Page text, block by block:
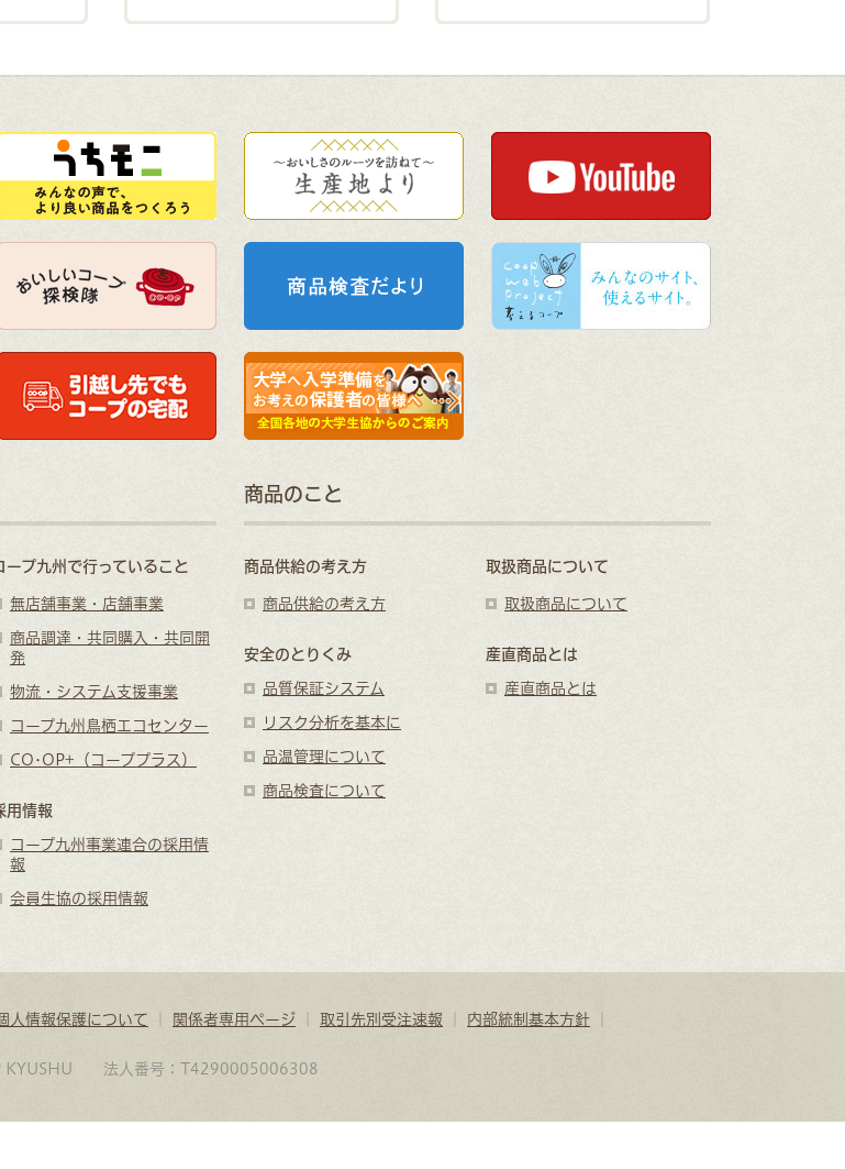
ープ九州で行っていること
無店舗事業・店舗事業
商品調達・共同購入・共同開
発
物流・システム支援事業
コープ九州鳥栖エコセンター
CO･OP+（コーププラス）
用情報
コープ九州事業連合の採用情
報
会員生協の採用情報
商品のこと
商品供給の考え方
商品供給の考え方
安全のとりくみ
品質保証システム
リスク分析を基本に
品温管理について
商品検査について
取扱商品について
取扱商品について
産直商品とは
産直商品とは
人情報保護について 関係者専用ページ 取引先別受注速報 内部統制基本方針
KYUSHU 法人番号：T4290005006308